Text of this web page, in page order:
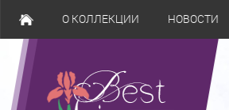
О КОЛЛЕКЦИИ НОВОСТИ